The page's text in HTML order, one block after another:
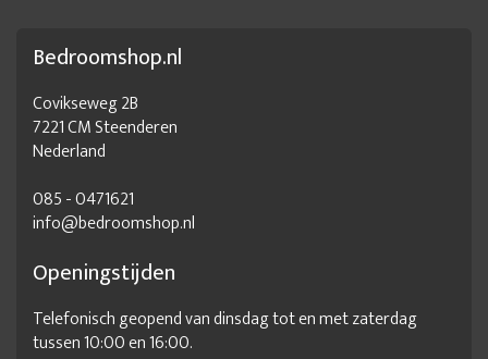
Bedroomshop.nl
Covikseweg 2B
7221 CM Steenderen
Nederland
085 - 0471621
info@bedroomshop.nl
Openingstijden
Telefonisch geopend van dinsdag tot en met zaterdag
tussen 10:00 en 16:00.